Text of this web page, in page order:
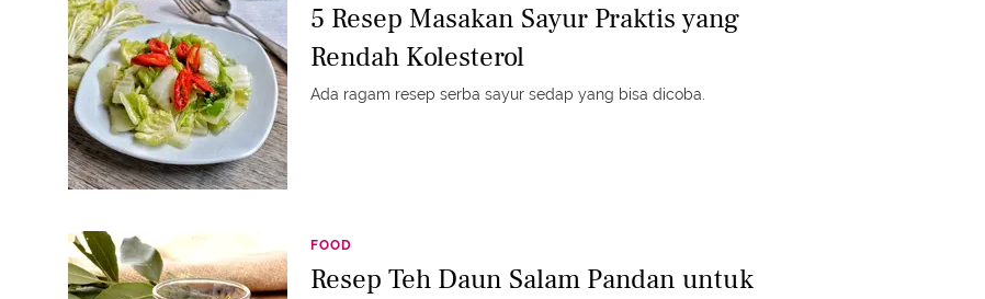
5 Resep Masakan Sayur Praktis yang
Rendah Kolesterol
Ada ragam resep serba sayur sedap yang bisa dicoba.
FOOD
Resep Teh Daun Salam Pandan untuk